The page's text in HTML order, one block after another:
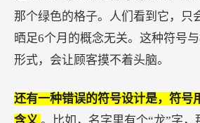
那个绿色的格子。人们看到它，只
晒足6个月的概念无关。这种符号
形式，会让顾客摸不着头脑。
还有一种错误的符号设计是，符号